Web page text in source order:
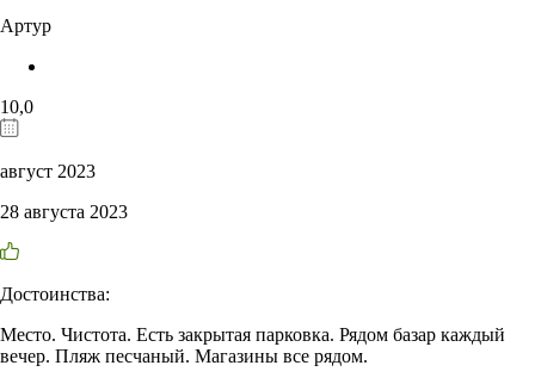
Артур
10,0
август 2023
28 августа 2023
Достоинства:
Место. Чистота. Есть закрытая парковка. Рядом базар каждый
вечер. Пляж песчаный. Магазины все рядом.